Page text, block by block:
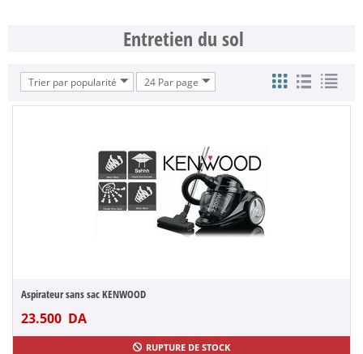
Entretien du sol
Trier par popularité 24 Par page
Aspirateur sans sac KENWOOD
23.500 DA
RUPTURE DE STOCK